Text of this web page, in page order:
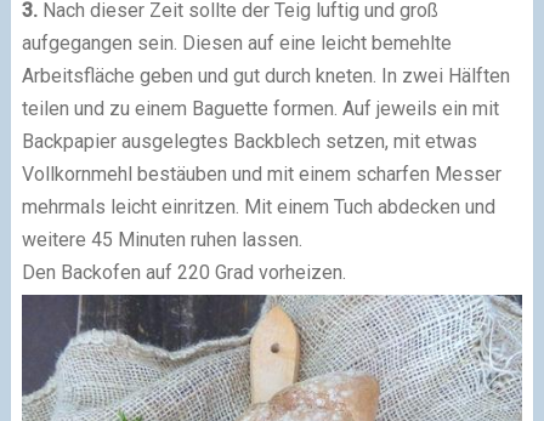
3. Nach dieser Zeit sollte der Teig luftig und groß
aufgegangen sein. Diesen auf eine leicht bemehlte
Arbeitsfläche geben und gut durch kneten. In zwei Hälften
teilen und zu einem Baguette formen. Auf jeweils ein mit
Backpapier ausgelegtes Backblech setzen, mit etwas
Vollkornmehl bestäuben und mit einem scharfen Messer
mehrmals leicht einritzen. Mit einem Tuch abdecken und
weitere 45 Minuten ruhen lassen.
Den Backofen auf 220 Grad vorheizen.